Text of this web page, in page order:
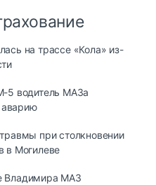
на трассе «Кола» из-
5 водитель МАЗа
при столкновении
в Могилеве
Владимира МАЗ